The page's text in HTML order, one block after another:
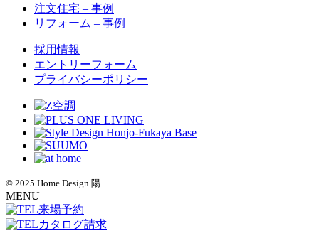
注文住宅 – 事例
リフォーム – 事例
採用情報
エントリーフォーム
プライバシーポリシー
© 2025 Home Design 陽
MENU
来場予約
カタログ請求